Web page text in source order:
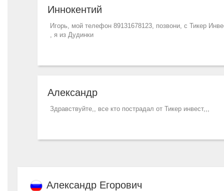
Иннокентий
Игорь, мой телефон 89131678123, позвони, с Тикер
, я из Дудинки
Александр
Здравствуйте,, все кто пострадал от Тикер инвест,,,
Александр Егорович